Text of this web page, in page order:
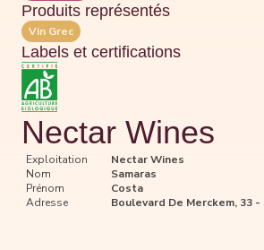
Produits représentés
Vin Grec
Labels et certifications
Nectar Wines
Exploitation
Nectar Wines
Nom
Samaras
Prénom
Costa
Adresse
Boulevard De Merckem, 33